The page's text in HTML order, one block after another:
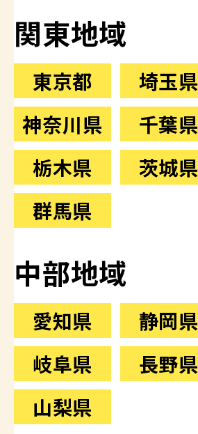
関東地域
東京都
埼玉県
神奈川県
千葉県
栃木県
茨城県
群馬県
中部地域
愛知県
静岡県
岐阜県
長野県
山梨県